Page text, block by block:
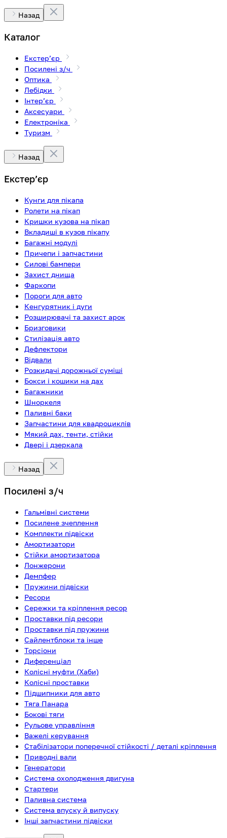
Назад
Каталог
Екстерʼєр
Посилені з/ч
Оптика
Лебідки
Інтерʼєр
Аксесуари
Електроніка
Туризм
Назад
Екстерʼєр
Кунги для пікапа
Ролети на пікап
Кришки кузова на пікап
Вкладиші в кузов пікапу
Багажні модулі
Причепи і запчастини
Силові бампери
Захист днища
Фаркопи
Пороги для авто
Кенгурятник і дуги
Розширювачі та захист арок
Бризговики
Стилізація авто
Дефлектори
Відвали
Розкидачі дорожньої суміші
Бокси і кошики на дах
Багажники
Шноркеля
Паливні баки
Запчастини для квадроциклів
Мякий дах, тенти, стійки
Двері і дзеркала
Назад
Посилені з/ч
Гальмівні системи
Посилене зчеплення
Комплекти підвіски
Амортизатори
Стійки амортизатора
Лонжерони
Демпфер
Пружини підвіски
Ресори
Сережки та кріплення ресор
Проставки під ресори
Проставки під пружини
Сайлентблоки та інше
Торсіони
Диференціал
Колісні муфти (Хаби)
Колісні проставки
Підшипники для авто
Тяга Панара
Бокові тяги
Рульове управління
Важелі керування
Стабілізатори поперечної стійкості / деталі кріплення
Приводні вали
Генератори
Система охолодження двигуна
Стартери
Паливна система
Система впуску й випуску
Інші запчастини підвіски